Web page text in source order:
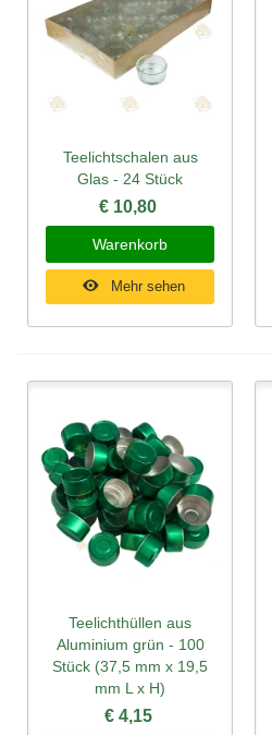
Teelichtschalen aus
Glas - 24 Stück
€ 10,80
Warenkorb
Mehr sehen
Teelichthüllen aus
Aluminium grün - 100
Stück (37,5 mm x 19,5
mm L x H)
€ 4,15